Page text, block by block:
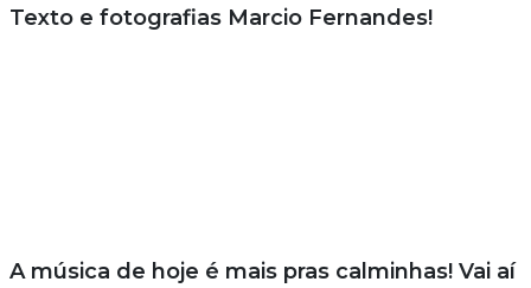
Texto e fotografias Marcio Fernandes!
A música de hoje é mais pras calminhas! Vai aí